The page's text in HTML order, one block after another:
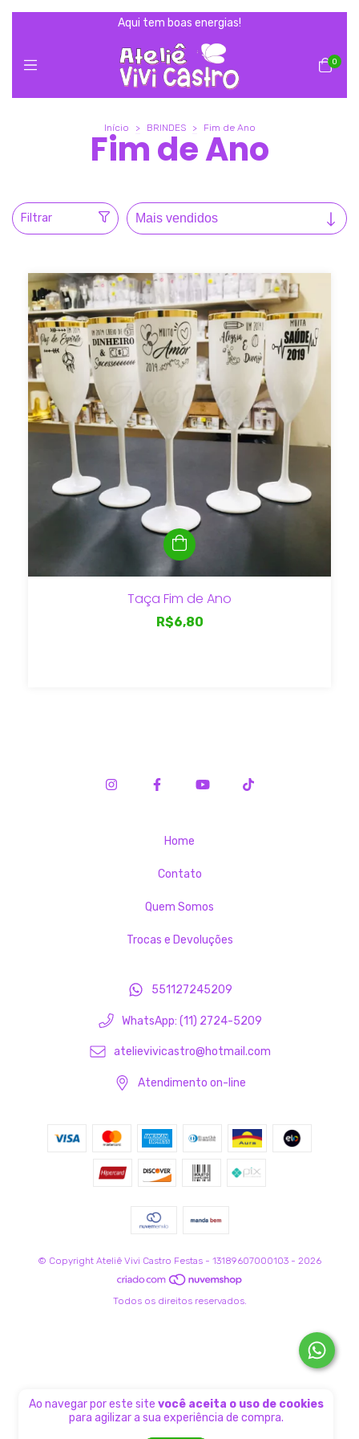
Aqui tem boas energias!
0
Ao navegar por este site você aceita o uso de cookies
para agilizar a sua experiência de compra.
Início > BRINDES > Fim de Ano
Fim de Ano
Filtrar
Taça Fim de Ano
R$6,80
Home
Contato
Quem Somos
Trocas e Devoluções
551127245209
WhatsApp: (11) 2724-5209
atelievivicastro@hotmail.com
Atendimento on-line
© Copyright Ateliê Vivi Castro Festas - 13189607000103 - 2026
Todos os direitos reservados.